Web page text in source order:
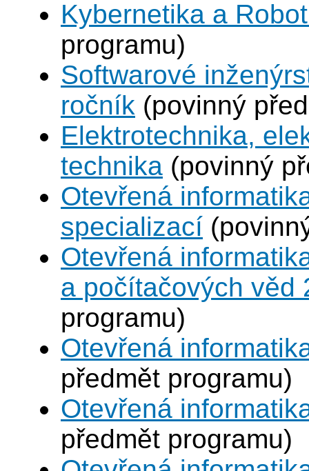
Kybernetika a
programu)
Softwarové
ročník (povinný
Elektrotechnika,
technika (povinný
Otevřená
specializací
Otevřená
a počítačových věd
programu)
Otevřená
předmět programu)
Otevřená
předmět programu)